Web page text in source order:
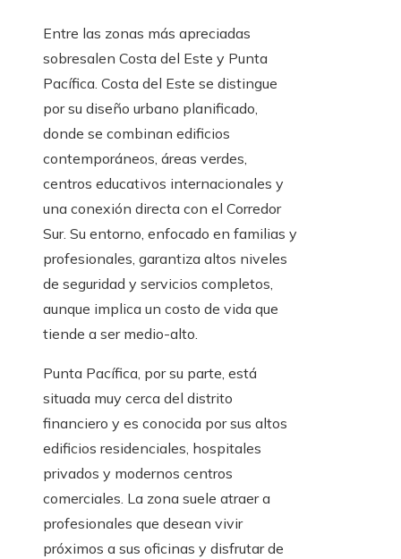
Entre las zonas más apreciadas
sobresalen Costa del Este y Punta
Pacífica. Costa del Este se distingue
por su diseño urbano planificado,
donde se combinan edificios
contemporáneos, áreas verdes,
centros educativos internacionales y
una conexión directa con el Corredor
Sur. Su entorno, enfocado en familias y
profesionales, garantiza altos niveles
de seguridad y servicios completos,
aunque implica un costo de vida que
tiende a ser medio-alto.
Punta Pacífica, por su parte, está
situada muy cerca del distrito
financiero y es conocida por sus altos
edificios residenciales, hospitales
privados y modernos centros
comerciales. La zona suele atraer a
profesionales que desean vivir
próximos a sus oficinas y disfrutar de